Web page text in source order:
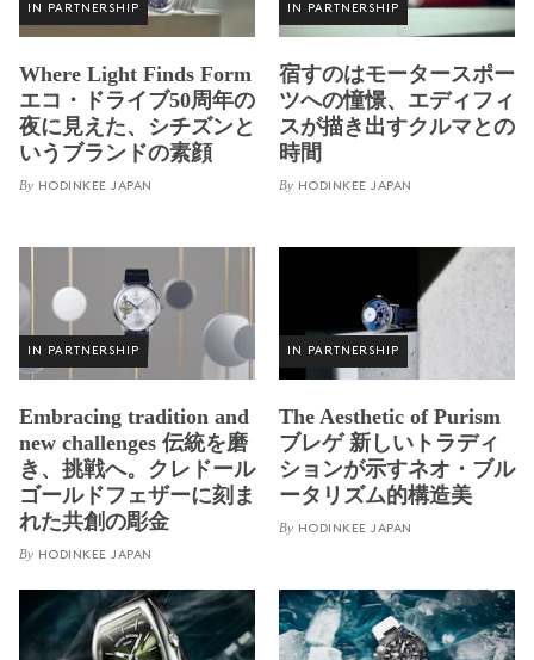
IN PARTNERSHIP
Where Light Finds Form
エコ・ドライブ50周年の
夜に見えた、シチズンと
いうブランドの素顔
By HODINKEE JAPAN
IN PARTNERSHIP
宿すのはモータースポー
ツへの憧憬、エディフィ
スが描き出すクルマとの
時間
By HODINKEE JAPAN
IN PARTNERSHIP
Embracing tradition and
new challenges 伝統を磨
き、挑戦へ。クレドール
ゴールドフェザーに刻ま
れた共創の彫金
By HODINKEE JAPAN
IN PARTNERSHIP
The Aesthetic of Purism
ブレゲ 新しいトラディ
ションが示すネオ・ブル
ータリズム的構造美
By HODINKEE JAPAN